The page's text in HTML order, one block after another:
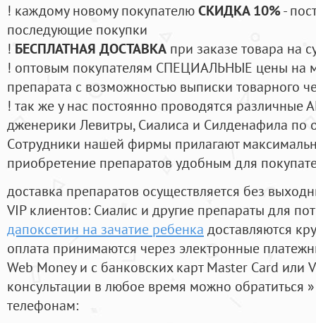
! каждому новому покупателюСКИДКА 10%-
последующие покупки
! БЕСПЛАТНАЯ ДОСТАВКА при заказе товара на
! оптовым покупателям СПЕЦИАЛЬНЫЕ цены на
препарата с возможностью выписки товарного
! так же у нас постоянно проводятся
дженерики Левитры, Сиалиса и Силденафила по
Cотрудники нашей фирмы прилагают
приобретение препаратов удобным для
доставка препаратов осуществляется без
VIP клиентов: Сиалис и другие препараты для
дапоксетин на зачатие ребенка доставляются
оплата принимаются через электронные
Web Money и с банковских карт Master Card или
консультации в любое время можно обратиться
телефонам: